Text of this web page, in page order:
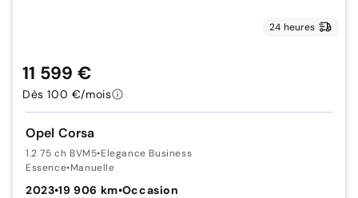
24 heures
Opel Corsa
1.2 75 ch BVM5•Elegance Business
Essence•Manuelle
2023•19 906 km•Occasion
11 599 €
Dès 100 €/mois